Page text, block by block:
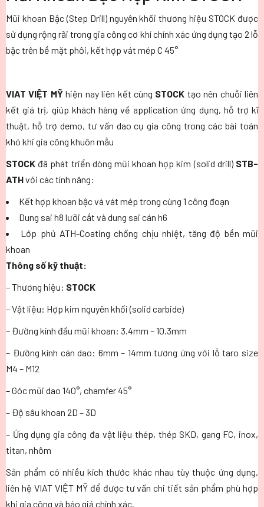
Mũi khoan Bậc (Step Drill) nguyên khối thương hiệu STOCK được
sử dụng rộng rãi trong gia công cơ khí chính xác ứng dụng tạo 2 lỗ
bậc trên bề mặt phôi, kết hợp vát mép C 45°
VIAT VIỆT MỸhiện nay liên kết cùng STOCK tạo nên chuỗi liên
kết giá trị, giúp khách hàng về application ứng dụng, hỗ trợ kĩ
thuật, hỗ trợ demo, tư vấn dao cụ gia công trong các bài toán
khó khi gia công khuôn mẫu
STOCK đã phát triển dòng mũi khoan hợp kim (solid drill) STB-
ATHvới các tính năng:
Kết hợp khoan bậc và vát mép trong cùng 1 công đoạn
Dung sai h8 lưỡi cắt và dung sai cán h6
Lớp phủ ATH-Coating chống chịu nhiệt, tăng độ bền mũi
khoan
Thông số kỹ thuật:
– Thương hiệu: STOCK
– Vật liệu: Hợp kim nguyên khối (solid carbide)
– Đường kính đầu mũi khoan: 3.4mm – 10.3mm
– Đường kính cán dao: 6mm – 14mm tương ứng với lỗ taro size
M4 – M12
– Góc mũi dao 140°, chamfer 45°
– Độ sâu khoan 2D – 3D
– Ứng dụng gia công đa vật liệu thép, thép SKD, gang FC, inox,
titan, nhôm
Sản phẩm có nhiều kích thước khác nhau tùy thuộc ứng dụng,
liên hệ VIAT VIỆT MỸ để được tư vấn chi tiết sản phẩm phù hợp
khi gia công và báo giá chính xác.